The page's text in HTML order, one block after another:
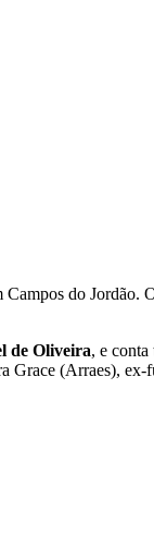
do Jordão.
de Oliveira, e conta
Grace (Arraes),